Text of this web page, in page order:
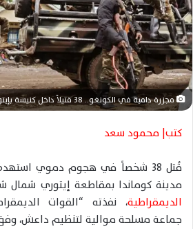
د
ا
إ
ل
ك
ت
ر
ا
مجزرة دامية في الكونغو.. 38 قتيلاً داخل كنيسة بإيتوري
كتب| محمود سعد
قُتل 38 شخصاً في هجوم دموي
مدينة كوماندا بمقاطعة إيتوري شمال
الديمقراطية، نفذته “القوات
جماعة مسلحة موالية لتنظيم داعش، وفق